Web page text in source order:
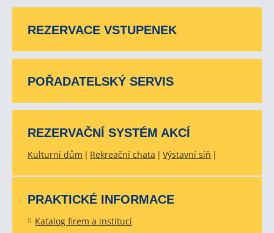
REZERVACE VSTUPENEK
POŘADATELSKÝ SERVIS
REZERVAČNÍ SYSTÉM AKCÍ
Kulturní dům Rekreační chata Výstavní síň
PRAKTICKÉ INFORMACE
Katalog firem a institucí